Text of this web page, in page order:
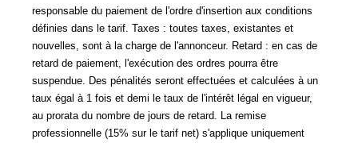
responsable du paiement de l'ordre d'insertion aux conditions
définies dans le tarif. Taxes : toutes taxes, existantes et
nouvelles, sont à la charge de l'annonceur. Retard : en cas de
retard de paiement, l'exécution des ordres pourra être
suspendue. Des pénalités seront effectuées et calculées à un
taux égal à 1 fois et demi le taux de l'intérêt légal en vigueur,
au prorata du nombre de jours de retard. La remise
professionnelle (15% sur le tarif net) s'applique uniquement